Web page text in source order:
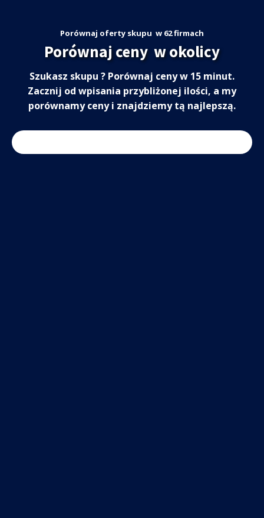
Porównaj oferty skupu w 62 firmach
Porównaj ceny w okolicy
Szukasz skupu ? Porównaj ceny w 15 minut.
Zacznij od wpisania przybliżonej ilości, a my
porównamy ceny i znajdziemy tą najlepszą.